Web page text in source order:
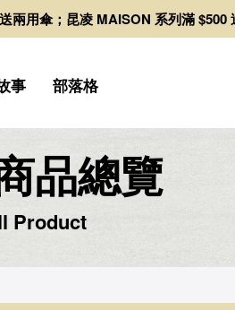
用傘；昆凌 MAISON 系列滿
事 部落格
品總覽
Product